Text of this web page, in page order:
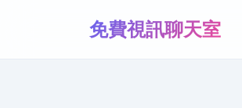
免費視訊聊天室